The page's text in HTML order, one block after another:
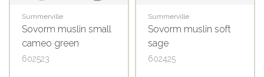
Summerville
Sovorm muslin small
cameo green
602523
Summerville
Sovorm muslin soft
sage
602425